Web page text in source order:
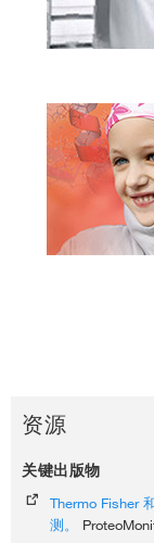
资源
关键出版物
Thermo Fisher
测。